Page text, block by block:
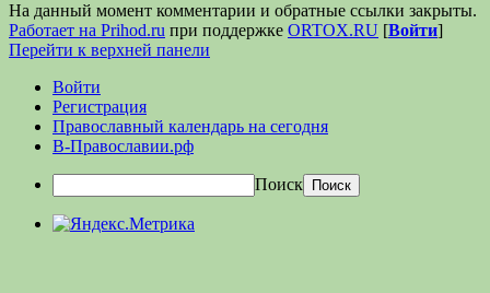
На данный момент комментарии и обратные ссылки закрыты.
Работает на Prihod.ru при поддержке ORTOX.RU [Войти]
Перейти к верхней панели
Войти
Регистрация
Православный календарь на сегодня
В-Православии.рф
Поиск